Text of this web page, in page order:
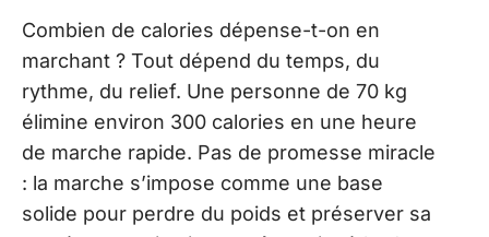
Combien de calories dépense-t-on en
marchant ? Tout dépend du temps, du
rythme, du relief. Une personne de 70 kg
élimine environ 300 calories en une heure
de marche rapide. Pas de promesse miracle
: la marche s’impose comme une base
solide pour perdre du poids et préserver sa